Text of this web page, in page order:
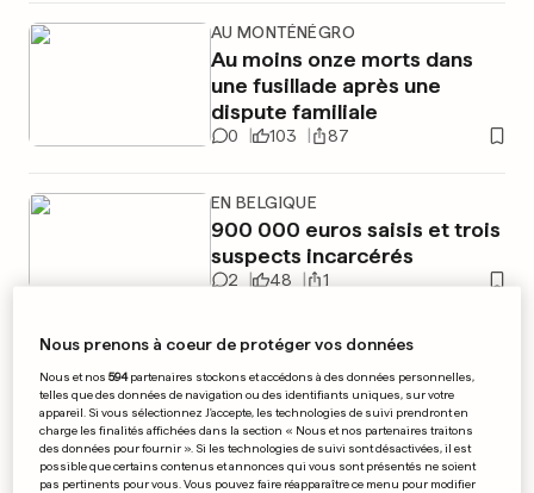
AU MONTÉNÉGRO
Au moins onze morts dans
une fusillade après une
dispute familiale
0 103 87
EN BELGIQUE
900 000 euros saisis et trois
suspects incarcérés
2 48 1
PUBLICITÉ
Nous prenons à coeur de protéger vos données
Nous et nos594partenaires stockons et accédons à des données personnelles,
telles que des données de navigation ou des identifiants uniques, sur votre
appareil. Si vous sélectionnez J'accepte, les technologies de suivi prendront en
charge les finalités affichées dans la section « Nous et nos partenaires traitons
des données pour fournir ». Si les technologies de suivi sont désactivées, il est
possible que certains contenus et annonces qui vous sont présentés ne soient
pas pertinents pour vous. Vous pouvez faire réapparaître ce menu pour modifier